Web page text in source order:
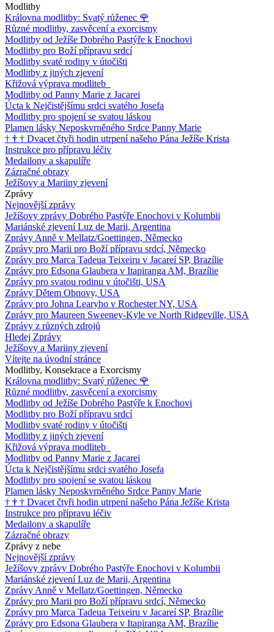
Modlitby
Královna modlitby: Svatý růženec 🌹
Různé modlitby, zasvěcení a exorcismy
Modlitby od Ježíše Dobrého Pastýře k Enochovi
Modlitby pro Boží přípravu srdcí
Modlitby svaté rodiny v útočišti
Modlitby z jiných zjevení
Křižová výprava modliteb
Modlitby od Panny Marie z Jacarei
Úcta k Nejčistějšímu srdci svatého Josefa
Modlitby pro spojení se svatou láskou
Plamen lásky Neposkvrněného Srdce Panny Marie
† † † Dvacet čtyři hodin utrpení našeho Pána Ježíše Krista
Instrukce pro přípravu léčiv
Medailony a skapulíře
Zázračné obrazy
Ježíšovy a Mariiny zjevení
Zprávy
Nejnovější zprávy
Ježíšovy zprávy Dobrého Pastýře Enochovi v Kolumbii
Mariánské zjevení Luz de Marii, Argentina
Zprávy Anně v Mellatz/Goettingen, Německo
Zprávy pro Marii pro Boží přípravu srdcí, Německo
Zprávy pro Marca Tadeua Teixeiru v Jacareí SP, Brazílie
Zprávy pro Edsona Glaubera v Itapiranga AM, Brazílie
Zprávy pro svatou rodinu v útočišti, USA
Zprávy Dětem Obnovy, USA
Zprávy pro Johna Learyho v Rochester NY, USA
Zprávy pro Maureen Sweeney-Kyle ve North Ridgeville, USA
Zprávy z různých zdrojů
Hledej Zprávy
Ježíšovy a Mariiny zjevení
Vítejte na úvodní stránce
Modlitby, Konsekrace a Exorcismy
Královna modlitby: Svatý růženec 🌹
Různé modlitby, zasvěcení a exorcismy
Modlitby od Ježíše Dobrého Pastýře k Enochovi
Modlitby pro Boží přípravu srdcí
Modlitby svaté rodiny v útočišti
Modlitby z jiných zjevení
Křižová výprava modliteb
Modlitby od Panny Marie z Jacarei
Úcta k Nejčistějšímu srdci svatého Josefa
Modlitby pro spojení se svatou láskou
Plamen lásky Neposkvrněného Srdce Panny Marie
† † † Dvacet čtyři hodin utrpení našeho Pána Ježíše Krista
Instrukce pro přípravu léčiv
Medailony a skapulíře
Zázračné obrazy
Zprávy z nebe
Nejnovější zprávy
Ježíšovy zprávy Dobrého Pastýře Enochovi v Kolumbii
Mariánské zjevení Luz de Marii, Argentina
Zprávy Anně v Mellatz/Goettingen, Německo
Zprávy pro Marii pro Boží přípravu srdcí, Německo
Zprávy pro Marca Tadeua Teixeiru v Jacareí SP, Brazílie
Zprávy pro Edsona Glaubera v Itapiranga AM, Brazílie